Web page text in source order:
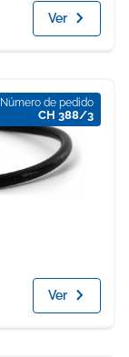
Ver
Número de pedido
CH 388/3
Ver